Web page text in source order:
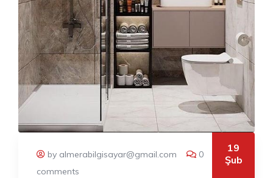
by almerabilgisayar@gmail.com
0
comments
19
Şub